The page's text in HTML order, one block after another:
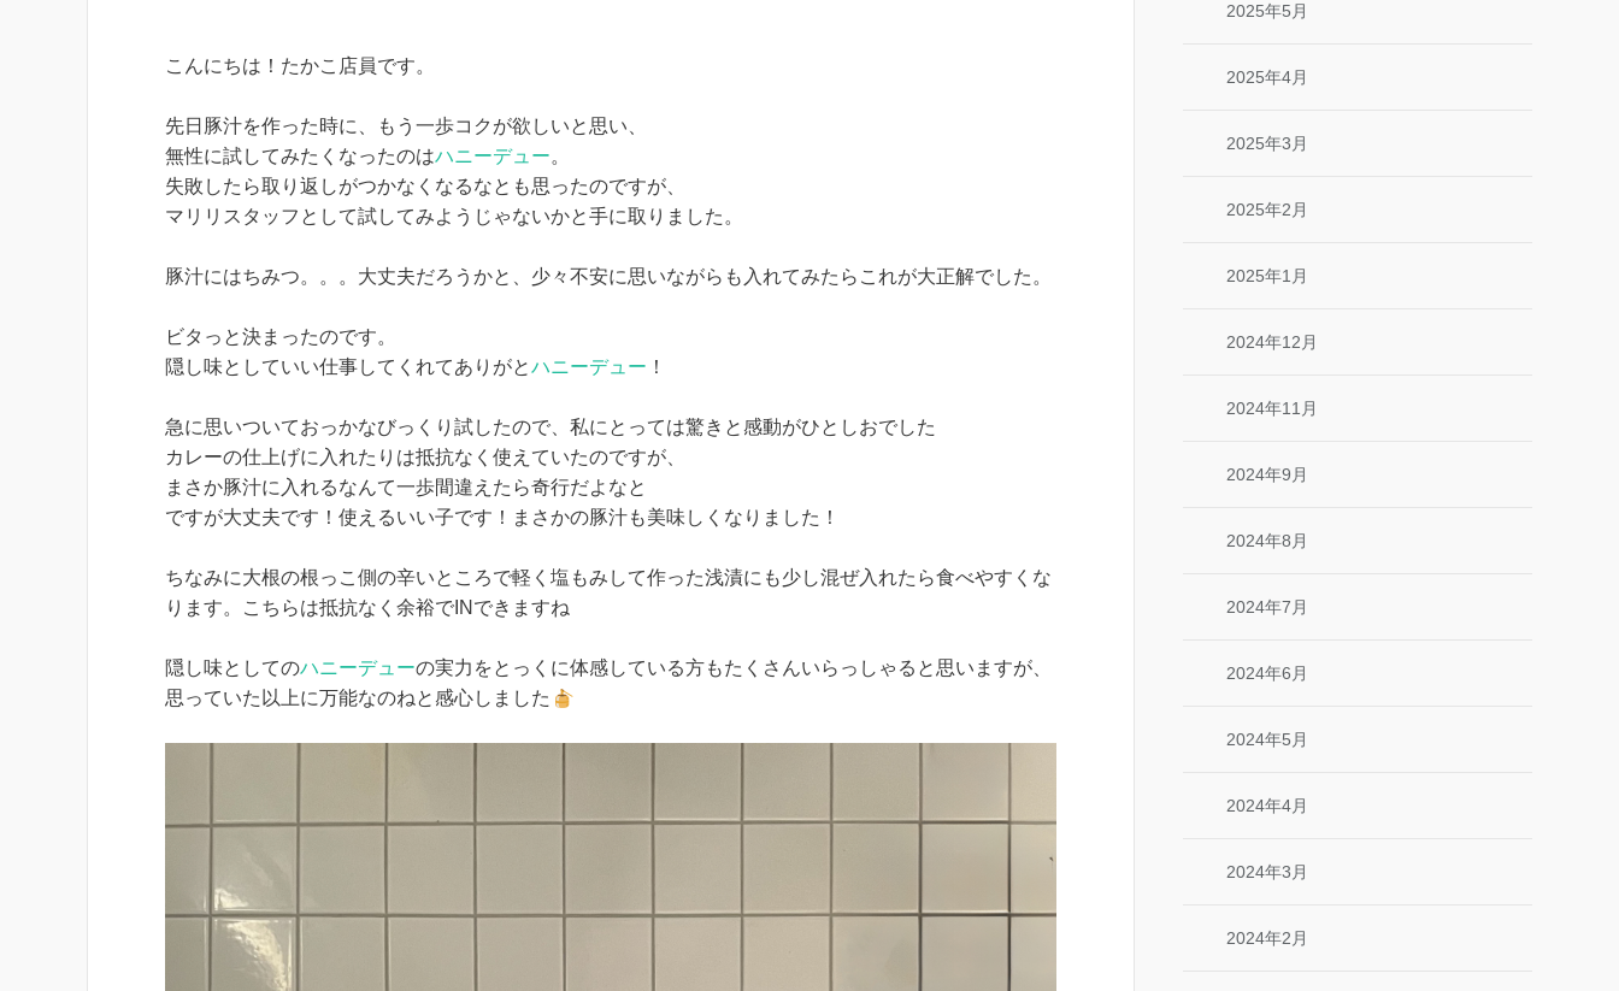
こんにちは！たかこ店員です。
先日豚汁を作った時に、もう一歩コクが欲しいと思い、
無性に試してみたくなったのはハニーデュー。
失敗したら取り返しがつかなくなるなとも思ったのですが、
マリリスタッフとして試してみようじゃないかと手に取りました。
豚汁にはちみつ。。。大丈夫だろうかと、少々不安に思いながらも入れてみたらこれが大正解でした。
ビタっと決まったのです。
隠し味としていい仕事してくれてありがとハニーデュー ！
急に思いついておっかなびっくり試したので、私にとっては驚きと感動がひとしおでした
カレーの仕上げに入れたりは抵抗なく使えていたのですが、
まさか豚汁に入れるなんて一歩間違えたら奇行だよなと
ですが大丈夫です！使えるいい子です！まさかの豚汁も美味しくなりました！
ちなみに大根の根っこ側の辛いところで軽く塩もみして作った浅漬にも少し混ぜ入れたら食べやすくな
ります。こちらは抵抗なく余裕でINできますね
隠し味としてのハニーデューの実力をとっくに体感している方もたくさんいらっしゃると思いますが、
思っていた以上に万能なのねと感心しました
2025年5月
2025年4月
2025年3月
2025年2月
2025年1月
2024年12月
2024年11月
2024年9月
2024年8月
2024年7月
2024年6月
2024年5月
2024年4月
2024年3月
2024年2月